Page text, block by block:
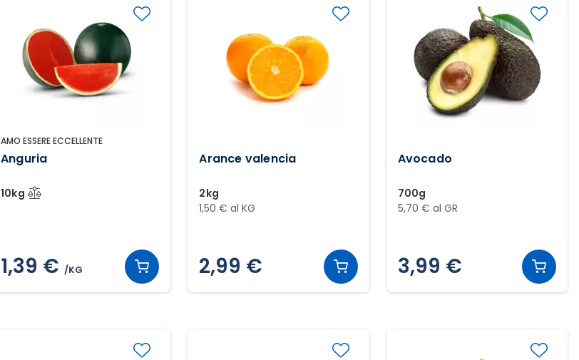
AMO ESSERE ECCELLENTE
Anguria
10kg
1,39 € /KG
Arance valencia
2kg
1,50 € al KG
2,99 €
Avocado
700g
5,70 € al GR
3,99 €